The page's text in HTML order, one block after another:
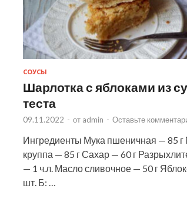
СОУСЫ
Шарлотка с яблоками из
теста
09.11.2022 - от admin - Оставьте
Ингредиенты Мука пшеничная — 85 г
круппа — 85 г Сахар — 60 г
— 1 ч.л. Масло сливочное — 50 г
шт. Б: …